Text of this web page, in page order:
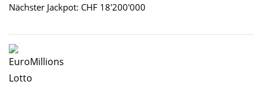
Nächster Jackpot: CHF 18'200'000